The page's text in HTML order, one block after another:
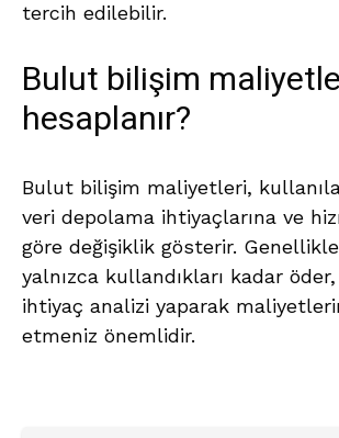
tercih edilebilir.
Bulut bilişim
hesaplanır?
Bulut bilişim maliyetleri,
veri depolama ihtiyaçlarına ve
göre değişiklik gösterir.
yalnızca kullandıkları kadar
ihtiyaç analizi yaparak
etmeniz önemlidir.